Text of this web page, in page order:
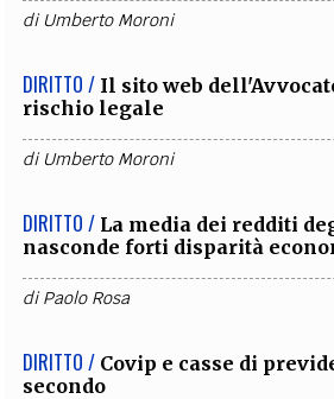
di Umberto Moroni
DIRITTO / Il sito web
rischio legale
di Umberto Moroni
DIRITTO / La media dei redditi
nasconde forti disparità
diPaolo Rosa
DIRITTO / Covip e casse di
secondo